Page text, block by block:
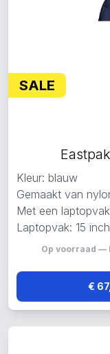
SALE
Kleur: blauw
Gemaakt van
Met een
Laptopvak: 15 inch
Op voorraad —
€